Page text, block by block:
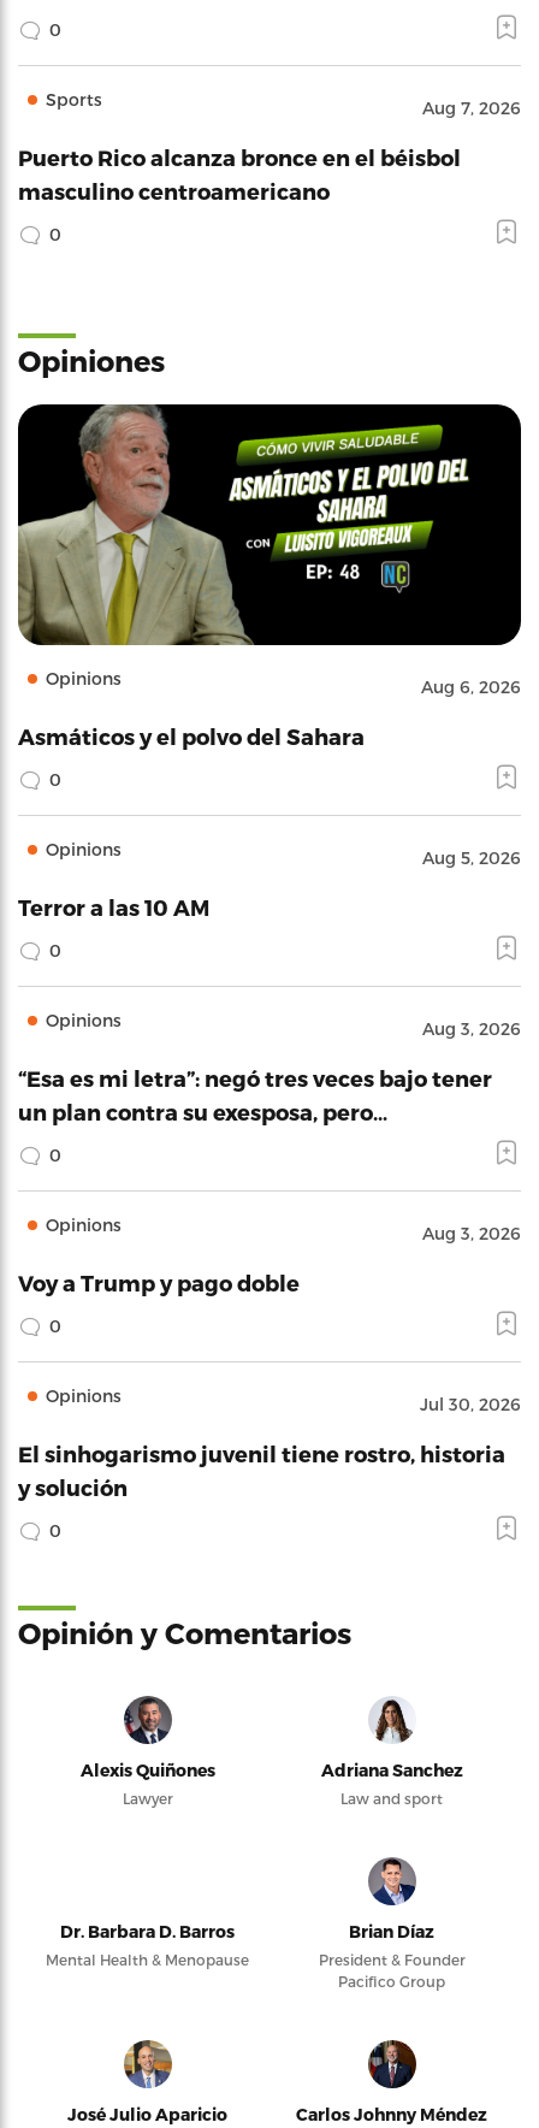
0
Sports Aug 7, 2026
Puerto Rico alcanza bronce en el béisbol
masculino centroamericano
0
Opiniones
Opinions Aug 6, 2026
Asmáticos y el polvo del Sahara
0
Opinions Aug 5, 2026
Terror a las 10 AM
0
Opinions Aug 3, 2026
“Esa es mi letra”: negó tres veces bajo tener
un plan contra su exesposa, pero…
0
Opinions Aug 3, 2026
Voy a Trump y pago doble
0
Opinions Jul 30, 2026
El sinhogarismo juvenil tiene rostro, historia
y solución
0
Opinión y Comentarios
Alexis Quiñones
Lawyer
Adriana Sanchez
Law and sport
Dr. Barbara D. Barros
Mental Health & Menopause
Brian Díaz
President & Founder
Pacifico Group
José Julio Aparicio Carlos Johnny Méndez